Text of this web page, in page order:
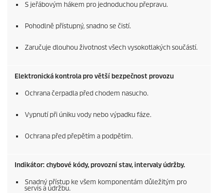
S jeřábovým hákem pro jednoduchou přepravu.
Pohodlně přístupný, snadno se čistí.
Zaručuje dlouhou životnost všech vysokotlakých součástí.
Elektronická kontrola pro větší bezpečnost provozu
Ochrana čerpadla před chodem nasucho.
Vypnutí při úniku vody nebo výpadku fáze.
Ochrana před přepětím a podpětím.
Indikátor: chybové kódy, provozní stav, intervaly údržby.
Snadný přístup ke všem komponentám důležitým pro
servis a údržbu.